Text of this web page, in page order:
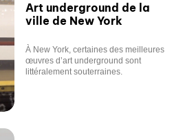
Art underground de la
ville de New York
À New York, certaines des meilleures
œuvres d’art underground sont
littéralement souterraines.